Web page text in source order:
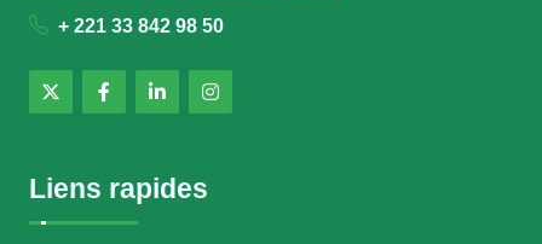
+ 221 33 842 98 50
Liens rapides